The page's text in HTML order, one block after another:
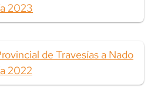
2023
de Travesías a Nado
2022